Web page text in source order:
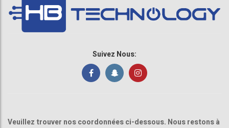
Suivez Nous:
Veuillez trouver nos coordonnées ci-dessous. Nous restons à